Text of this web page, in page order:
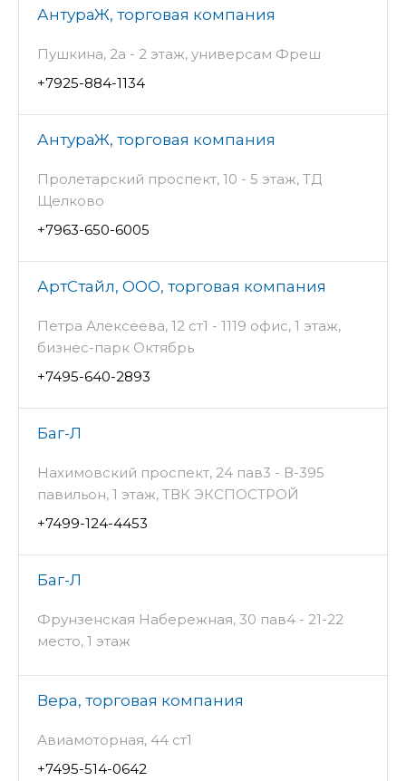
АнтураЖ, торговая компания
Пушкина, 2а - 2 этаж, универсам Фреш
+7925-884-1134
АнтураЖ, торговая компания
Пролетарский проспект, 10 - 5 этаж, ТД
Щелково
+7963-650-6005
АртСтайл, ООО, торговая компания
Петра Алексеева, 12 ст1 - 1119 офис, 1 этаж,
бизнес-парк Октябрь
+7495-640-2893
Баг-Л
Нахимовский проспект, 24 пав3 - В-395
павильон, 1 этаж, ТВК ЭКСПОСТРОЙ
+7499-124-4453
Баг-Л
Фрунзенская Набережная, 30 пав4 - 21-22
место, 1 этаж
Вера, торговая компания
Авиамоторная, 44 ст1
+7495-514-0642